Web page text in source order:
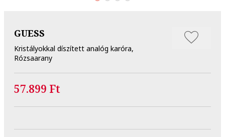
GUESS
Kristályokkal díszített analóg karóra,
Rózsaarany
57.899 Ft